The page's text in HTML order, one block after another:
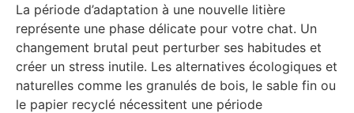
La période d’adaptation à une nouvelle litière
représente une phase délicate pour votre chat. Un
changement brutal peut perturber ses habitudes et
créer un stress inutile. Les alternatives écologiques et
naturelles comme les granulés de bois, le sable fin ou
le papier recyclé nécessitent une période